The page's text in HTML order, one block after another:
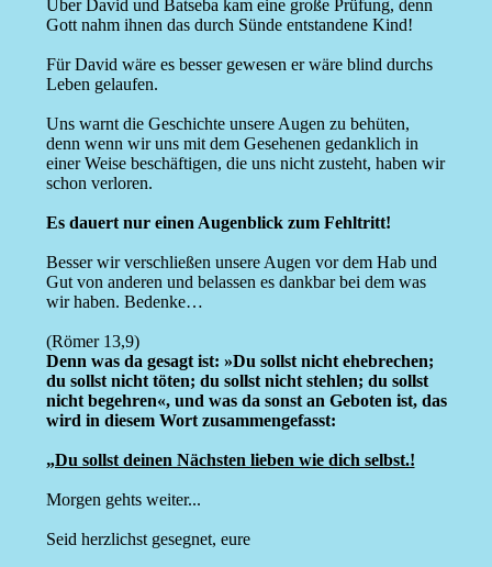
Über David und Batseba kam eine große Prüfung, denn
Gott nahm ihnen das durch Sünde entstandene Kind!
Für David wäre es besser gewesen er wäre blind durchs
Leben gelaufen.
Uns warnt die Geschichte unsere Augen zu behüten,
denn wenn wir uns mit dem Gesehenen gedanklich in
einer Weise beschäftigen, die uns nicht zusteht, haben wir
schon verloren.
Es dauert nur einen Augenblick zum Fehltritt!
Besser wir verschließen unsere Augen vor dem Hab und
Gut von anderen und belassen es dankbar bei dem was
wir haben. Bedenke…
(Römer 13,9)
Denn was da gesagt ist: »Du sollst nicht ehebrechen;
du sollst nicht töten; du sollst nicht stehlen; du sollst
nicht begehren«, und was da sonst an Geboten ist, das
wird in diesem Wort zusammengefasst:
„Du sollst deinen Nächsten lieben wie dich selbst.!
Morgen gehts weiter...
Seid herzlichst gesegnet, eure